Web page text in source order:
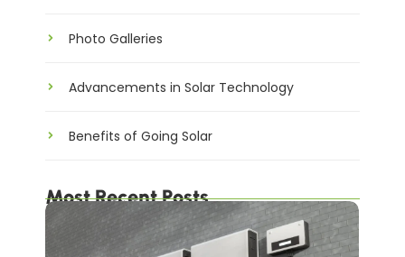
Photo Galleries
Advancements in Solar Technology
Benefits of Going Solar
Most Recent Posts